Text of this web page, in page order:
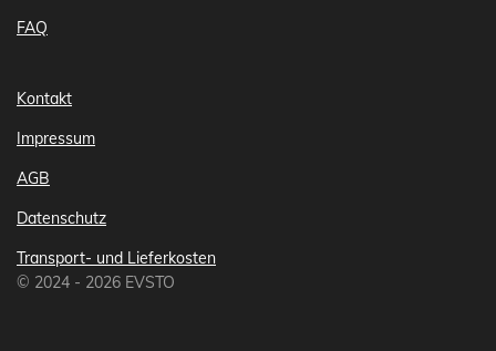
FAQ
Kontakt
Impressum
AGB
Datenschutz
Transport- und Lieferkosten
© 2024 - 2026 EVSTO